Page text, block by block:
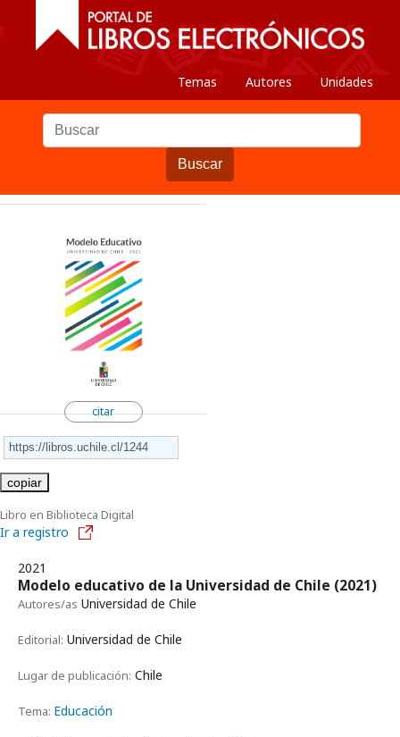
Temas Autores Unidades
Buscar
citar
copiar
Libro en Biblioteca Digital
Ir a registro
2021
Modelo educativo de la Universidad de Chile (2021)
Autores/as Universidad de Chile
Editorial: Universidad de Chile
Lugar de publicación: Chile
Tema: Educación